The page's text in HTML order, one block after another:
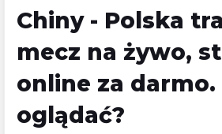
Chiny - Polska
mecz na żywo,
online za darmo.
oglądać?